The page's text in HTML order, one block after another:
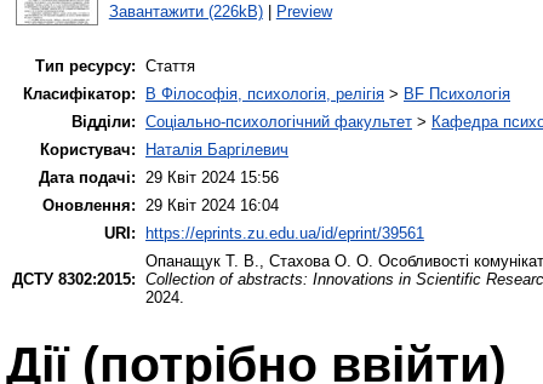
Завантажити (226kB)| Preview
Тип ресурсу: Стаття
Класифікатор:
B Філософія, психологія, релігія > BF Психологія
Відділи: Соціально-психологічний факультет > Кафедра
Користувач:
Наталія Баргілевич
Дата подачі: 29 Квіт 2024 15:56
Оновлення: 29 Квіт 2024 16:04
URI:
https://eprints.zu.edu.ua/id/eprint/39561
ДСТУ 8302:2015:
Опанащук Т. В., Стахова О. О. Особливості
Сollection of abstracts: Innovations in Scientific
2024.
Дії ​​(потрібно ввійти)